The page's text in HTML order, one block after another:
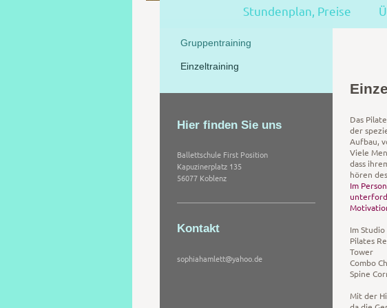
Stundenplan, Preise
Das
der
Aufbau,
Viele
dass
hören
Im
Im
Pilates
Tower
Combo
Spine
Mit der
Gruppentraining
Einzeltraining
Hier finden Sie uns
Ballettschule First Position
Kapuzinerplatz 135
56077 Koblenz
Kontakt
sophiahamlett@yahoo.de